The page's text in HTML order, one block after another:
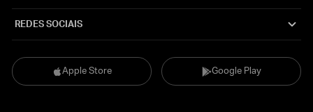
Apple Store Google Play
REDES SOCIAIS